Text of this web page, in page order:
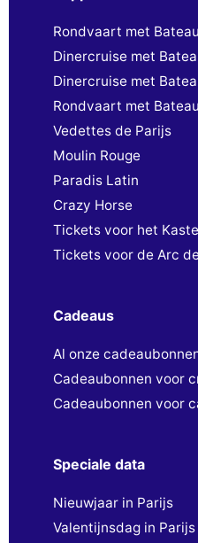
Rondvaart met
Dinercruise met
Dinercruise met
Rondvaart met
Vedettes de Parijs
Moulin Rouge
Paradis Latin
Crazy Horse
Tickets voor het
Tickets voor de Arc
Cadeaus
Al onze
Cadeaubonnen voor
Cadeaubonnen voor
Speciale data
Nieuwjaar in Parijs
Valentijnsdag in Parijs